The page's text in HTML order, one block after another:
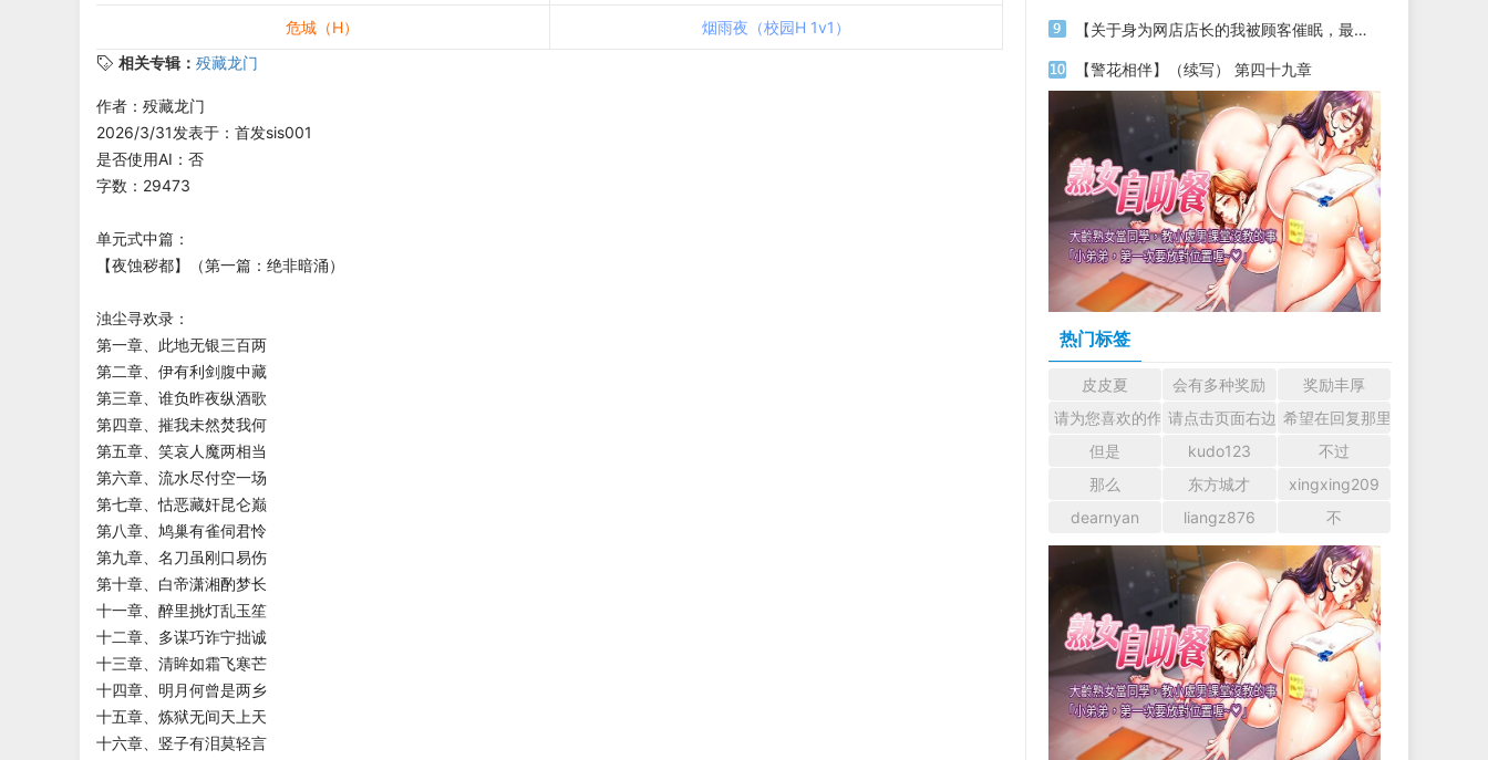
危城（H）
烟雨夜（校园H 1v1）
相关专辑： 殁藏龙门
作者：殁藏龙门
2026/3/31发表于：首发sis001
是否使用AI：否
字数：29473
单元式中篇：
【夜蚀秽都】（第一篇：绝非暗涌）
浊尘寻欢录：
第一章、此地无银三百两
第二章、伊有利剑腹中藏
第三章、谁负昨夜纵酒歌
第四章、摧我未然焚我何
第五章、笑哀人魔两相当
第六章、流水尽付空一场
第七章、怙恶藏奸昆仑巅
第八章、鸠巢有雀伺君怜
第九章、名刀虽刚口易伤
第十章、白帝潇湘酌梦长
十一章、醉里挑灯乱玉笙
十二章、多谋巧诈宁拙诚
十三章、清眸如霜飞寒芒
十四章、明月何曾是两乡
十五章、炼狱无间天上天
十六章、竖子有泪莫轻言
【关于身为网店店长的我被顾客催眠，最终堕落为丝袜发情母狗这件事】（18～20）
【警花相伴】（续写） 第四十九章
热门标签
皮皮夏 会有多种奖励
奖励丰厚
请为您喜欢的作者加油吧！ 认真回复交流
请点击页面右边的小手图标支持楼主。
希望在回复那里留下您的
但是
kudo123
不过
那么
东方城才
xingxing209
dearnyan
liangz876 不